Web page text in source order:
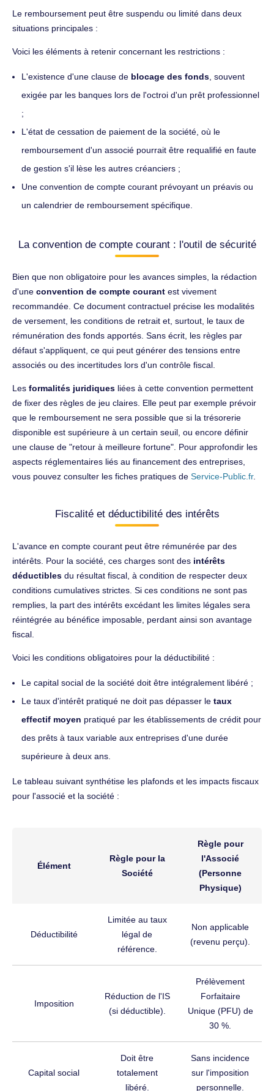
Le remboursement peut être suspendu ou limité dans deux
situations principales :
Voici les éléments à retenir concernant les restrictions :
L'existence d'une clause de blocage des fonds , souvent
exigée par les banques lors de l'octroi d'un prêt professionnel
;
L'état de cessation de paiement de la société, où le
remboursement d'un associé pourrait être requalifié en faute
de gestion s'il lèse les autres créanciers ;
Une convention de compte courant prévoyant un préavis ou
un calendrier de remboursement spécifique.
La convention de compte courant : l'outil de sécurité
Bien que non obligatoire pour les avances simples, la rédaction
d'une convention de compte courant est vivement
recommandée. Ce document contractuel précise les modalités
de versement, les conditions de retrait et, surtout, le taux de
rémunération des fonds apportés. Sans écrit, les règles par
défaut s'appliquent, ce qui peut générer des tensions entre
associés ou des incertitudes lors d'un contrôle fiscal.
Les formalités juridiques liées à cette convention permettent
de fixer des règles de jeu claires. Elle peut par exemple prévoir
que le remboursement ne sera possible que si la trésorerie
disponible est supérieure à un certain seuil, ou encore définir
une clause de "retour à meilleure fortune". Pour approfondir les
aspects réglementaires liés au financement des entreprises,
vous pouvez consulter les fiches pratiques de Service-Public.fr.
Fiscalité et déductibilité des intérêts
L'avance en compte courant peut être rémunérée par des
intérêts. Pour la société, ces charges sont des intérêts
déductibles du résultat fiscal, à condition de respecter deux
conditions cumulatives strictes. Si ces conditions ne sont pas
remplies, la part des intérêts excédant les limites légales sera
réintégrée au bénéfice imposable, perdant ainsi son avantage
fiscal.
Voici les conditions obligatoires pour la déductibilité :
Le capital social de la société doit être intégralement libéré ;
Le taux d'intérêt pratiqué ne doit pas dépasser le taux
effectif moyen pratiqué par les établissements de crédit pour
des prêts à taux variable aux entreprises d'une durée
supérieure à deux ans.
Le tableau suivant synthétise les plafonds et les impacts fiscaux
pour l'associé et la société :
Élément
Règle pour la
Société
Règle pour
l'Associé
(Personne
Physique)
Déductibilité
Limitée au taux
légal de
référence.
Non applicable
(revenu perçu).
Imposition
Réduction de l'IS
(si déductible).
Prélèvement
Forfaitaire
Unique (PFU) de
30 %.
Capital social
Doit être
totalement
libéré.
Sans incidence
sur l'imposition
personnelle.